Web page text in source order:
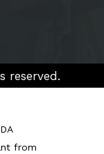
reserved.
from